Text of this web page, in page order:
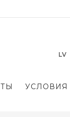
УСЛОВИЯ
LV